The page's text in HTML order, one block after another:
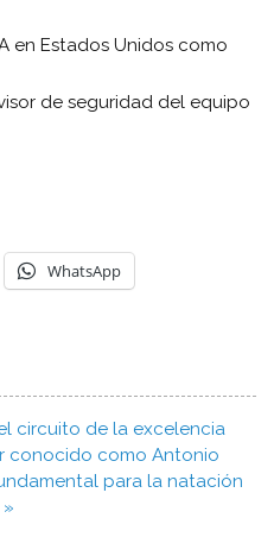
en Estados Unidos como
de seguridad del equipo
WhatsApp
circuito de la excelencia
conocido como Antonio
para la natación